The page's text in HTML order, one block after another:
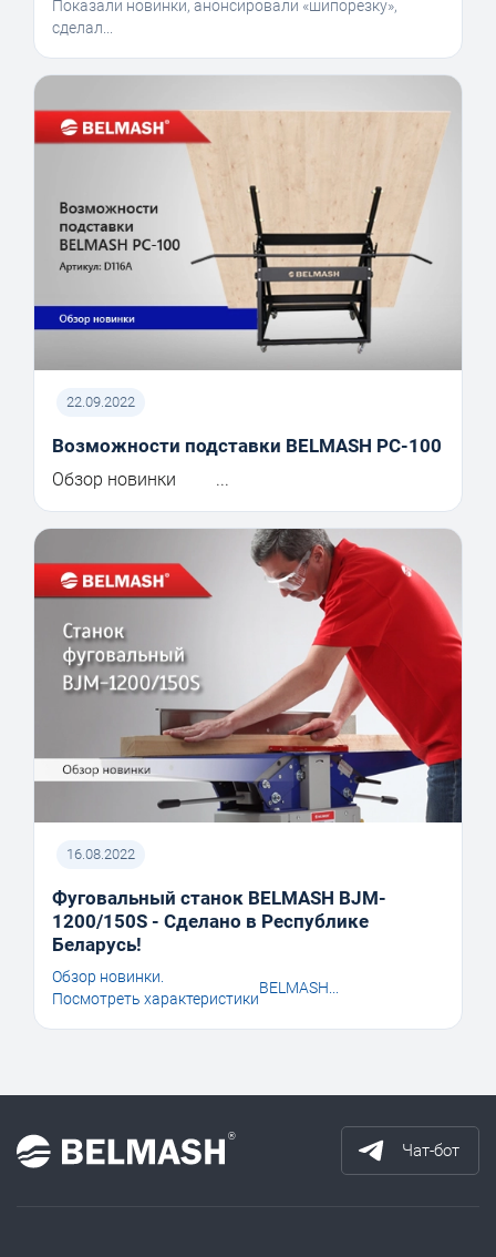
Показали новинки, анонсировали «шипорезку»,
сделал...
22.09.2022
Возможности подставки BELMASH PC-100
Обзор новинки ...
16.08.2022
Фуговальный станок BELMASH BJM-
1200/150S - Сделано в Республике
Беларусь!
Обзор новинки.
Посмотреть характеристики
BELMASH...
Чат-бот